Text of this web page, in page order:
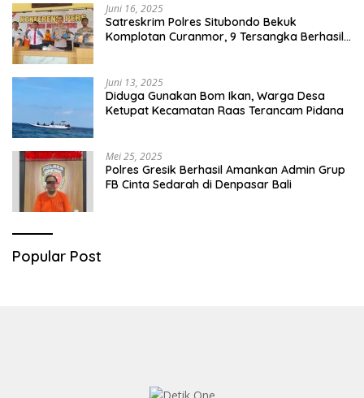
Juni 16, 2025
Satreskrim Polres Situbondo Bekuk
Komplotan Curanmor, 9 Tersangka Berhasil
Juni 13, 2025
Diduga Gunakan Bom Ikan, Warga Desa
Ketupat Kecamatan Raas Terancam Pidana
Mei 25, 2025
Polres Gresik Berhasil Amankan Admin Grup
FB Cinta Sedarah di Denpasar Bali
Popular Post